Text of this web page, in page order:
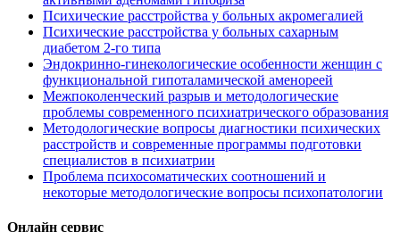
Психические расстройства у больных акромегалией
Психические расстройства у больных сахарным
диабетом 2-го типа
Эндокринно-гинекологические особенности женщин с
функциональной гипоталамической аменореей
Межпоколенческий разрыв и методологические
проблемы современного психиатрического образования
Методологические вопросы диагностики психических
расстройств и современные программы подготовки
специалистов в психиатрии
Проблема психосоматических соотношений и
некоторые методологические вопросы психопатологии
Онлайн сервис